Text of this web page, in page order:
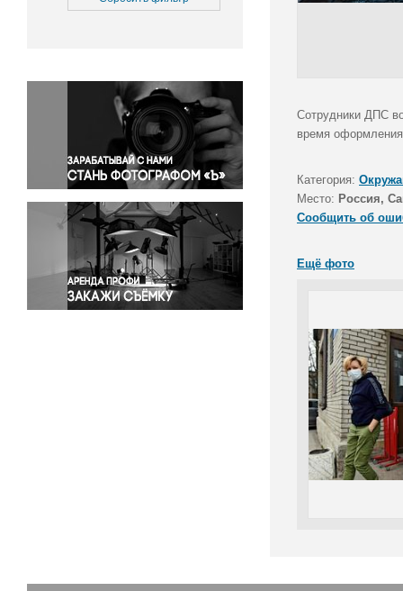
Окружающая среда
Политика
Правосудие
Происшествия и конфликты
Религия
Светская жизнь
Спорт
Экология
Экономика и бизнес
Сотрудники ДПС
время
Категория:
Место: Россия,
Сообщить об
Ещё фото